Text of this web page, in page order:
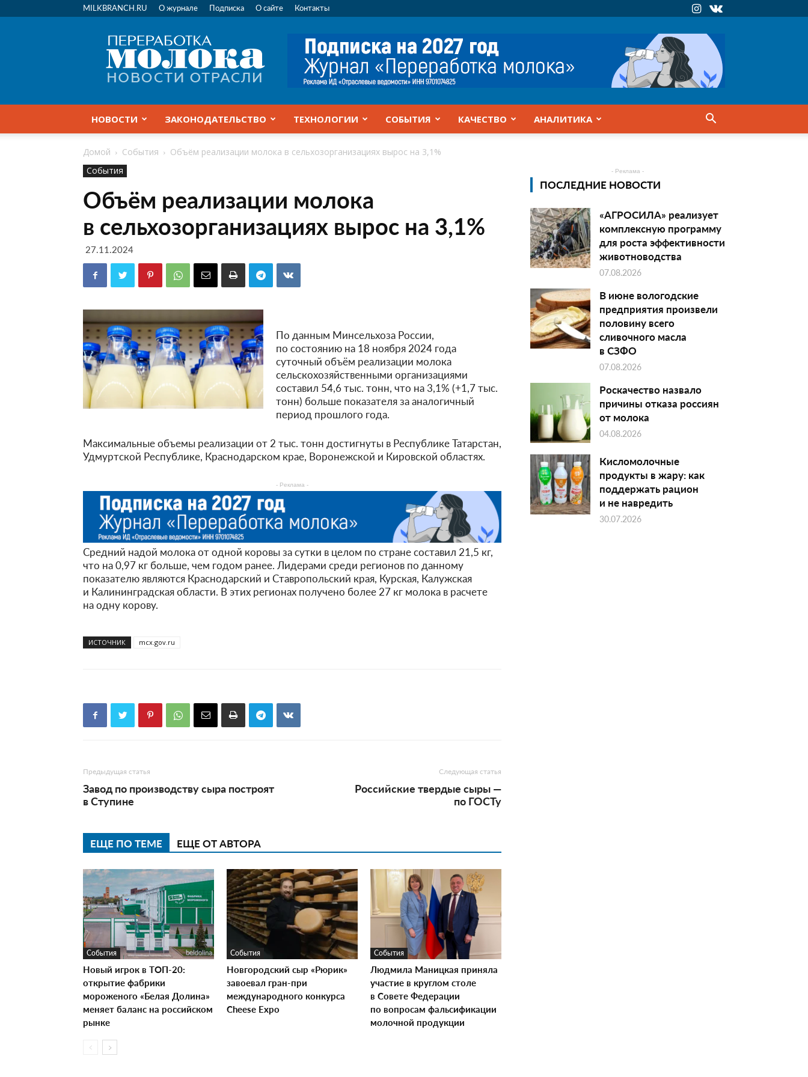
MILKBRANCH.RU О журнале Подписка О сайте Контакты
Переработка
молока
|
Новости
НОВОСТИ ЗАКОНОДАТЕЛЬСТВО ТЕХНОЛОГИИ СОБЫТИЯ КАЧЕСТВО АНАЛИТИКА
Домой События
Объём реализации молока в сельхозорганизациях вырос на 3,1%
События
Объём реализации молока
в сельхозорганизациях вырос на 3,1%
27.11.2024
По данным Минсельхоза России,
по состоянию на 18 ноября 2024 года
суточный объём реализации молока
сельскохозяйственными организациями
составил 54,6 тыс. тонн, что на 3,1% (+1,7 тыс.
тонн) больше показателя за аналогичный
период прошлого года.
Максимальные объемы реализации от 2 тыс. тонн достигнуты в Республике Татарстан,
Удмуртской Республике, Краснодарском крае, Воронежской и Кировской областях.
- Реклама -
Средний надой молока от одной коровы за сутки в целом по стране составил 21,5 кг,
что на 0,97 кг больше, чем годом ранее. Лидерами среди регионов по данному
показателю являются Краснодарский и Ставропольский края, Курская, Калужская
и Калининградская области. В этих регионах получено более 27 кг молока в расчете
на одну корову.
ИСТОЧНИК mcx.gov.ru
Предыдущая статья
Завод по производству сыра построят
в Ступине
Следующая статья
Российские твердые сыры —
по ГОСТу
ЕЩЕ ПО ТЕМЕ ЕЩЕ ОТ АВТОРА
События
Новый игрок в ТОП-20:
открытие фабрики
мороженого «Белая Долина»
меняет баланс на российском
рынке
События
Новгородский сыр «Рюрик»
завоевал гран-при
международного конкурса
Cheese Expo
События
Людмила Маницкая приняла
участие в круглом столе
в Совете Федерации
по вопросам фальсификации
молочной продукции
- Реклама -
ПОСЛЕДНИЕ НОВОСТИ
«АГРОСИЛА» реализует
комплексную программу
для роста эффективности
животноводства
07.08.2026
В июне вологодские
предприятия произвели
половину всего
сливочного масла
в СЗФО
07.08.2026
Роскачество назвало
причины отказа россиян
от молока
04.08.2026
Кисломолочные
продукты в жару: как
поддержать рацион
и не навредить
30.07.2026